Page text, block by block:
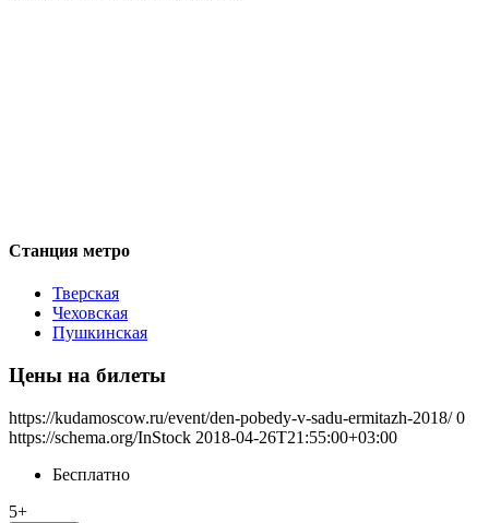
Станция метро
Тверская
Чеховская
Пушкинская
Цены на билеты
https://kudamoscow.ru/event/den-pobedy-v-sadu-ermitazh-2018/ 0
https://schema.org/InStock 2018-04-26T21:55:00+03:00
Бесплатно
5+